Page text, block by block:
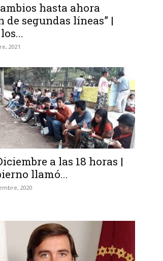
hasta ahora
de segundas líneas” |
2021
a las 18 horas |
llamó...
2020